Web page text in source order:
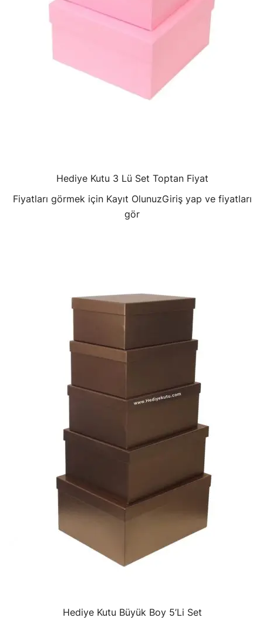
Hediye Kutu 3 Lü Set Toptan Fiyat
Fiyatları görmek için Kayıt OlunuzGiriş yap ve fiyatları
gör
Hediye Kutu Büyük Boy 5’Li Set